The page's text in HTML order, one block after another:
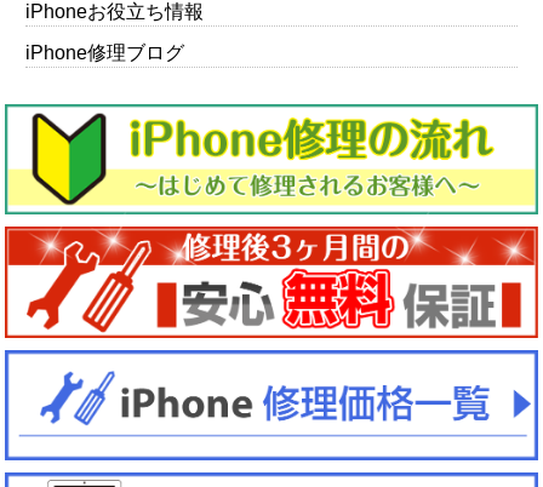
iPhoneお役立ち情報
iPhone修理ブログ